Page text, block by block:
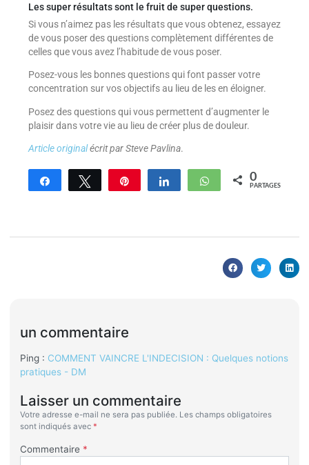
Les super résultats sont le fruit de super questions.
Si vous n’aimez pas les résultats que vous obtenez, essayez
de vous poser des questions complètement différentes de
celles que vous avez l’habitude de vous poser.
Posez-vous les bonnes questions qui font passer votre
concentration sur vos objectifs au lieu de les en éloigner.
Posez des questions qui vous permettent d’augmenter le
plaisir dans votre vie au lieu de créer plus de douleur.
Article originalécrit par Steve Pavlina.
Partagez Tweetez Enregistrer Partagez WhatsApp
0
PARTAGES
un commentaire
Ping : COMMENT VAINCRE L'INDECISION : Quelques notions
pratiques - DM
Laisser un commentaire
Votre adresse e-mail ne sera pas publiée. Les champs obligatoires
sont indiqués avec *
Commentaire *